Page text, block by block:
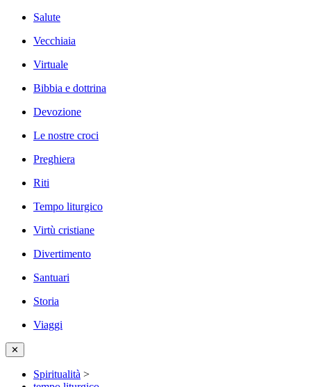
Salute
Vecchiaia
Virtuale
Bibbia e dottrina
Devozione
Le nostre croci
Preghiera
Riti
Tempo liturgico
Virtù cristiane
Divertimento
Santuari
Storia
Viaggi
✕
Spiritualità >